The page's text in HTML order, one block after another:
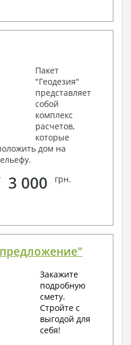
Пакет
"Геодезия"
представляет
собой
комплекс
расчетов,
которые
дом на
3 000 грн.
Закажите
подробную
смету.
Стройте с
выгодой для
себя!